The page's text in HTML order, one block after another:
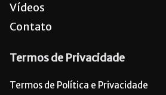
Vídeos
Contato
Termos de Privacidade
Termos de Política e Privacidade